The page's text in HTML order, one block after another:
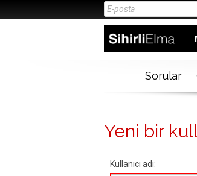
Sorular
Yeni bir
Kullanıcı adı: